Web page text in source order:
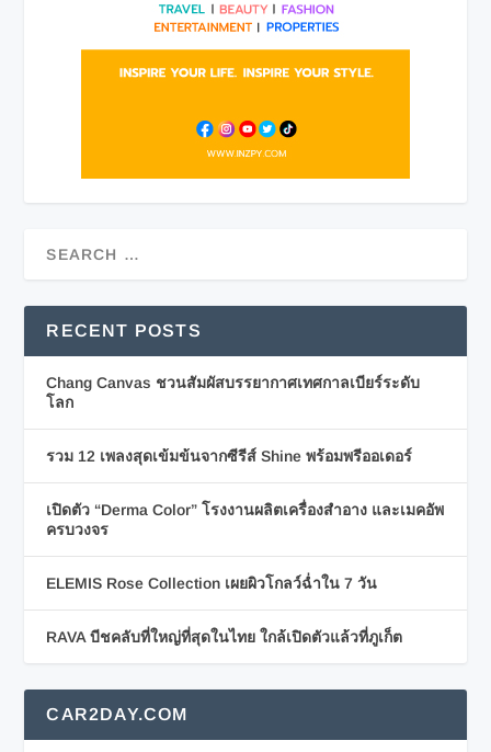
RECENT POSTS
Chang Canvas ชวนสัมผัสบรรยากาศเทศกาลเบียร์ระดับ
โลก
รวม 12 เพลงสุดเข้มข้นจากซีรีส์ Shine พร้อมพรีออเดอร์
เปิดตัว “Derma Color” โรงงานผลิตเครื่องสำอาง และเมคอัพ
ครบวงจร
ELEMIS Rose Collection เผยผิวโกลว์ฉ่ำใน 7 วัน
RAVA บีชคลับที่ใหญ่ที่สุดในไทย ใกล้เปิดตัวแล้วที่ภูเก็ต
CAR2DAY.COM